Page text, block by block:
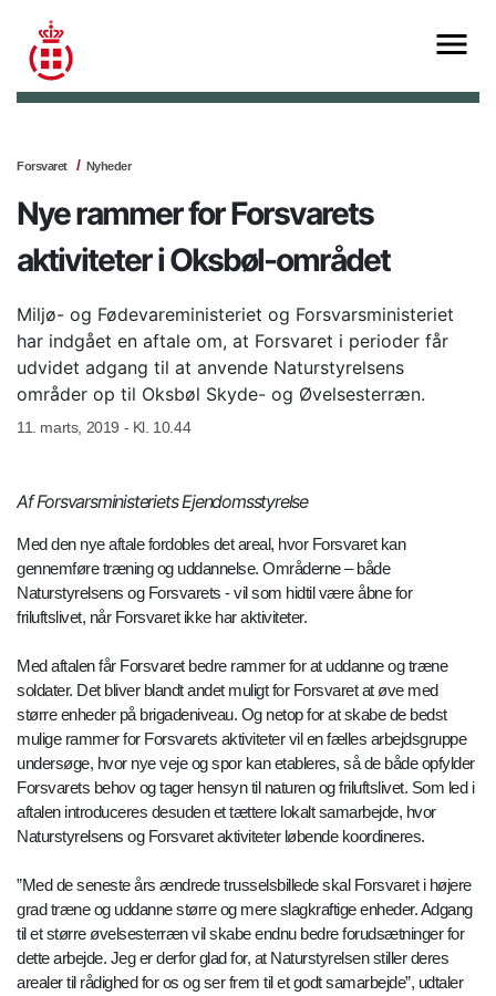
Forsvaret Nyheder
Nye rammer for Forsvarets
aktiviteter i Oksbøl-området
Miljø- og Fødevareministeriet og Forsvarsministeriet
har indgået en aftale om, at Forsvaret i perioder får
udvidet adgang til at anvende Naturstyrelsens
områder op til Oksbøl Skyde- og Øvelsesterræn.
11. marts, 2019 - Kl. 10.44
Af Forsvarsministeriets Ejendomsstyrelse
Med den nye aftale fordobles det areal, hvor Forsvaret kan
gennemføre træning og uddannelse. Områderne – både
Naturstyrelsens og Forsvarets - vil som hidtil være åbne for
friluftslivet, når Forsvaret ikke har aktiviteter.
Med aftalen får Forsvaret bedre rammer for at uddanne og træne
soldater. Det bliver blandt andet muligt for Forsvaret at øve med
større enheder på brigadeniveau. Og netop for at skabe de bedst
mulige rammer for Forsvarets aktiviteter vil en fælles arbejdsgruppe
undersøge, hvor nye veje og spor kan etableres, så de både opfylder
Forsvarets behov og tager hensyn til naturen og friluftslivet. Som led i
aftalen introduceres desuden et tættere lokalt samarbejde, hvor
Naturstyrelsens og Forsvaret aktiviteter løbende koordineres.
”Med de seneste års ændrede trusselsbillede skal Forsvaret i højere
grad træne og uddanne større og mere slagkraftige enheder. Adgang
til et større øvelsesterræn vil skabe endnu bedre forudsætninger for
dette arbejde. Jeg er derfor glad for, at Naturstyrelsen stiller deres
arealer til rådighed for os og ser frem til et godt samarbejde”, udtaler